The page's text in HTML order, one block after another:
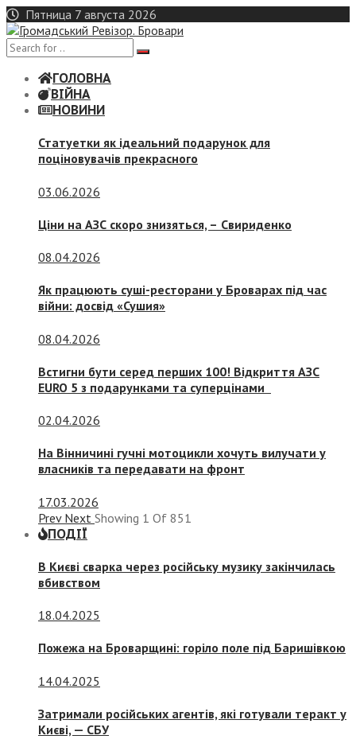
Skip
to
content
Пятница 7 августа 2026
ГОЛОВНА
ВІЙНА
НОВИНИ
Статуетки як ідеальний подарунок для
поціновувачів прекрасного
03.06.2026
Ціни на АЗС скоро знизяться, – Свириденко
08.04.2026
Як працюють суші-ресторани у Броварах під час
війни: досвід «Сушия»
08.04.2026
Встигни бути серед перших 100! Відкриття АЗС
EURO 5 з подарунками та суперцінами
02.04.2026
На Вінничині гучні мотоцикли хочуть вилучати у
власників та передавати на фронт
17.03.2026
Prev Next Showing 1 Of 851
ПОДІЇ
В Києві сварка через російську музику закінчилась
вбивством
18.04.2025
Пожежа на Броварщині: горіло поле під Баришівкою
14.04.2025
Затримали російських агентів, які готували теракт у
Києві, — СБУ